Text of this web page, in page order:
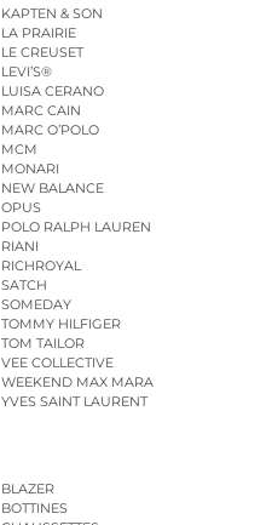
KAPTEN & SON
LA PRAIRIE
LE CREUSET
LEVI’S®
LUISA CERANO
MARC CAIN
MARC O’POLO
MCM
MONARI
NEW BALANCE
OPUS
POLO RALPH LAUREN
RIANI
RICHROYAL
SATCH
SOMEDAY
TOMMY HILFIGER
TOM TAILOR
VEE COLLECTIVE
WEEKEND MAX MARA
YVES SAINT LAURENT
BLAZER
BOTTINES